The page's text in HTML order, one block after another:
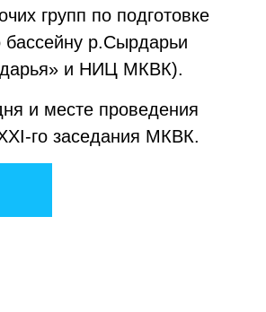
групп по подготовке
р.Сырдарьи
и НИЦ МКВК).
и месте проведения
го заседания МКВК.